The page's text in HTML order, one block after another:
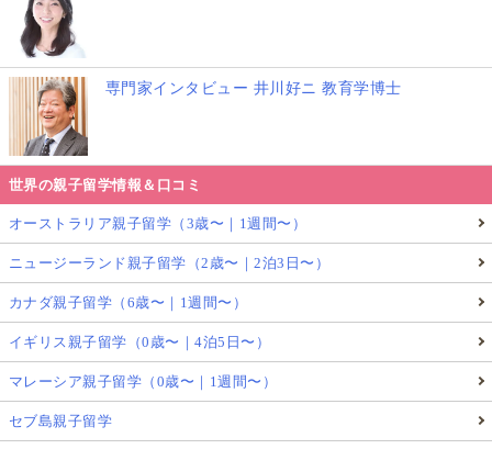
専門家インタビュー 井川好ニ 教育学博士
世界の親子留学情報＆口コミ
オーストラリア親子留学（3歳〜｜1週間〜）
ニュージーランド親子留学（2歳〜｜2泊3日〜）
カナダ親子留学（6歳〜｜1週間〜）
イギリス親子留学（0歳〜｜4泊5日〜）
マレーシア親子留学（0歳〜｜1週間〜）
セブ島親子留学